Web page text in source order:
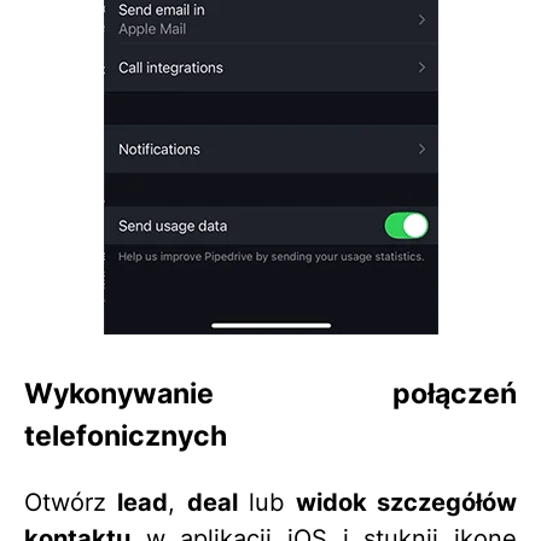
Wykonywanie połączeń
telefonicznych
Otwórz lead, deallub widok szczegółów